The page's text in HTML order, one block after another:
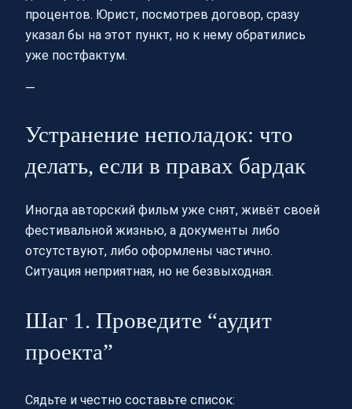
процентов. Юрист, посмотрев договор, сразу
указал бы на этот пункт, но к нему обратились
уже постфактум.
—
Устранение неполадок: что
делать, если в правах бардак
Иногда авторский фильм уже снят, живёт своей
фестивальной жизнью, а документы либо
отсутствуют, либо оформлены частично.
Ситуация неприятная, но не безвыходная.
Шаг 1. Проведите “аудит
проекта”
Сядьте и честно составьте список: